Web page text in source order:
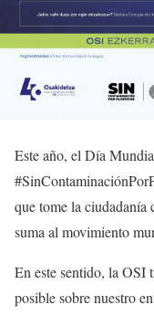
Este año, el Día
que tome la ciudadanía
suma al movimiento
En este sentido, la OSI
posible sobre nuestro